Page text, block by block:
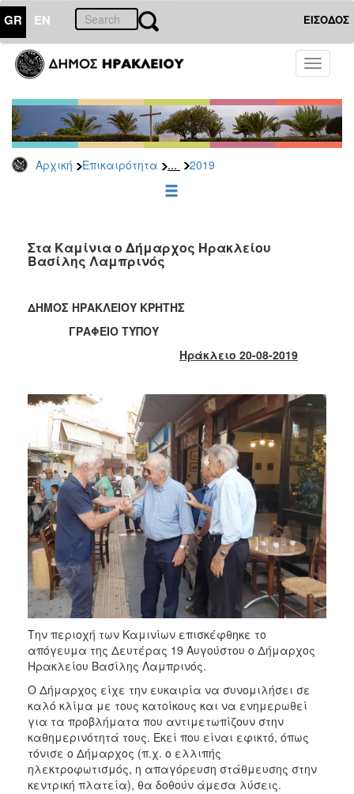
GR EN ΕΙΣΟΔΟΣ
Toggle
Αρχική Επικαιρότητα ... 2019
ΕΠΙΚΑΙΡΟΤΗΤΑ
Τύπου
Αρχείο
2026
2025
2022
2021
2019
2018
2015
2013
2012
2011
2010
2006
ΔΗΜΟΤΗΣ
ΕΠΙΣΚΕΠΤΗΣ
Στα Καμίνια ο Δήμαρχος Ηρακλείου
Βασίλης Λαμπρινός
ΔΗΜΟΣ ΗΡΑΚΛΕΙΟΥ ΚΡΗΤΗΣ
ΓΡΑΦΕΙΟ ΤΥΠΟΥ
Ηράκλειο 20-08-2019
Την περιοχή των Καμινίων επισκέφθηκε το
απόγευμα της Δευτέρας 19 Αυγούστου ο Δήμαρχος
Ηρακλείου Βασίλης Λαμπρινός.
Ο Δήμαρχος είχε την ευκαιρία να συνομιλήσει σε
καλό κλίμα με τους κατοίκους και να ενημερωθεί
για τα προβλήματα που αντιμετωπίζουν στην
καθημερινότητά τους. Εκεί που είναι εφικτό, όπως
τόνισε ο Δήμαρχος (π.χ. ο ελλιπής
ηλεκτροφωτισμός, η απαγόρευση στάθμευσης στην
κεντρική πλατεία), θα δοθούν άμεσα λύσεις.